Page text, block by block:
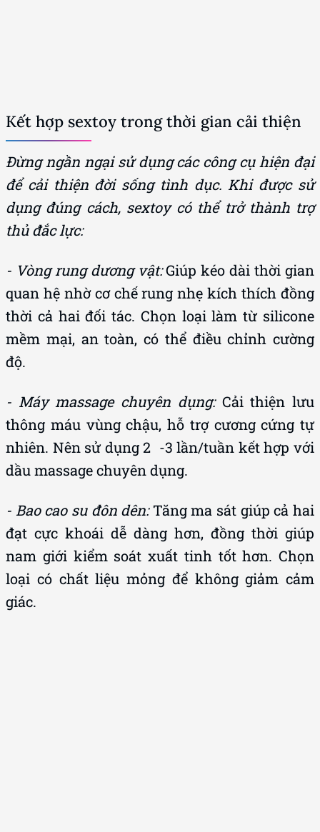
Đừng ngần ngại sử dụng các công cụ hiện đại
để cải thiện đời sống tình dục. Khi được sử
dụng đúng cách, sextoy có thể trở thành trợ
thủ đắc lực:
- Vòng rung dương vật:
quan hệ nhờ cơ chế rung nhẹ kích thích đồng
thời cả hai đối tác. Chọn loại làm từ silicone
mềm mại, an toàn, có thể điều chỉnh cường
độ.
- Máy massage chuyên dụng:
thông máu vùng chậu, hỗ trợ cương cứng tự
nhiên. Nên sử dụng 2 -3 lần/tuần kết hợp với
dầu massage chuyên dụng.
- Bao cao su đôn dên:Tăng ma sát giúp cả hai
đạt cực khoái dễ dàng hơn, đồng thời giúp
nam giới kiểm soát xuất tinh tốt hơn. Chọn
loại có chất liệu mỏng để không giảm cảm
giác.